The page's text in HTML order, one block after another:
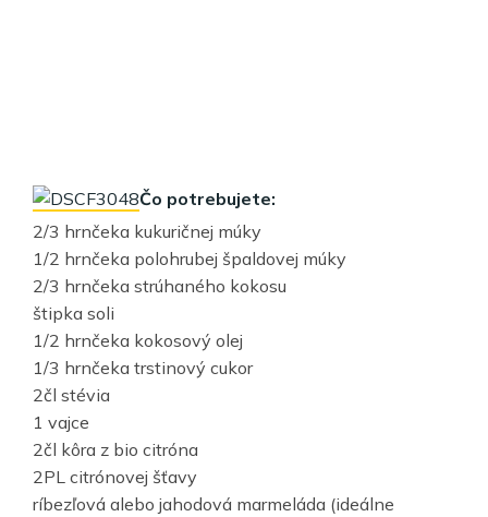
Čo potrebujete:
2/3 hrnčeka kukuričnej múky
1/2 hrnčeka polohrubej špaldovej múky
2/3 hrnčeka strúhaného kokosu
štipka soli
1/2 hrnčeka kokosový olej
1/3 hrnčeka trstinový cukor
2čl stévia
1 vajce
2čl kôra z bio citróna
2PL citrónovej šťavy
ríbezľová alebo jahodová marmeláda (ideálne